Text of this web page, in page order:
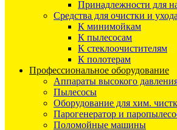
Принадлежности для
Средства для очистки и ухода
К минимойкам
К пылесосам
К стеклоочистителям
К полотерам
Профессиональное оборудование
Аппараты высокого
Пылесосы
Оборудование для хим.
Парогенератор и
Поломойные машины